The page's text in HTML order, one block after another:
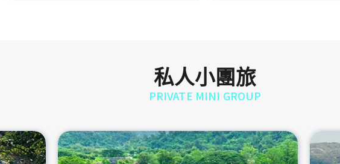
私人小團旅
PRIVATE MINI GROUP